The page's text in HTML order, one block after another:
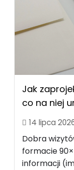
Jak
co na niej
14 lipca
Dobra
formacie
informacji